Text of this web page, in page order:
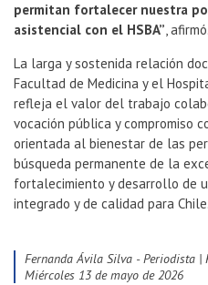
permitan fortalecer nuestra
asistencial con el HSBA”, afirmó.
La larga y sostenida relación
Facultad de Medicina y el
refleja el valor del trabajo
vocación pública y compromiso
orientada al bienestar de las
búsqueda permanente de la
fortalecimiento y desarrollo de
integrado y de calidad para Chile.
Fernanda Ávila Silva - Periodista
miércoles 13 de mayo de 2026